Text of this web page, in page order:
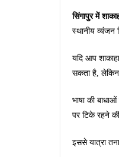
सिंगापुर में
स्थानीय व्यंजन
यदि आप
सकता है, लेकिन
भाषा की
पर टिके रहने
इससे यात्रा